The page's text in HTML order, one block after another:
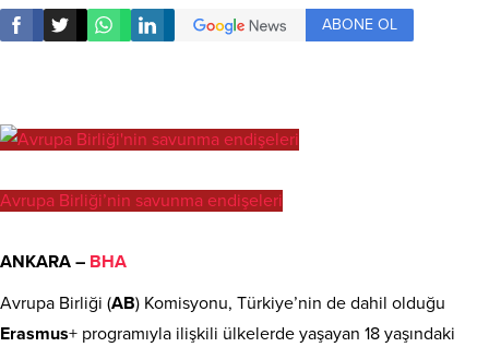
ABONE OL
Avrupa Birliği’nin savunma endişeleri
ANKARA – BHA
Avrupa Birliği (AB) Komisyonu, Türkiye’nin de dahil olduğu
Erasmus+ programıyla ilişkili ülkelerde yaşayan 18 yaşındaki